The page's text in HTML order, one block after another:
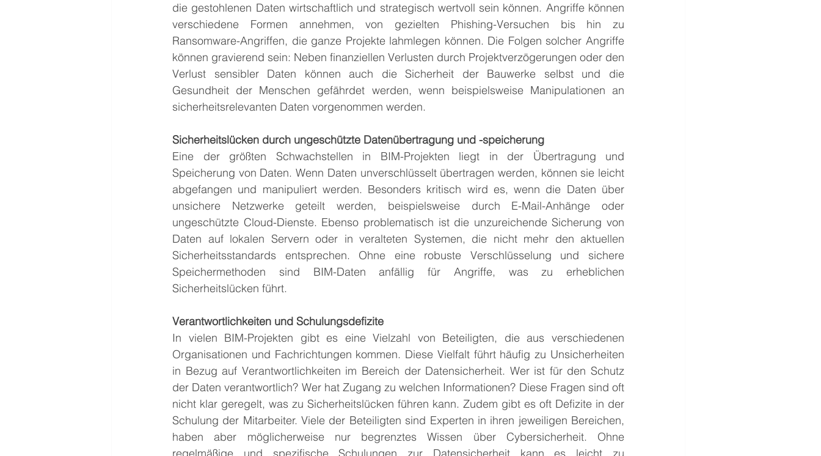
die gestohlenen Daten wirtschaftlich und strategisch wertvoll sein können. Angriffe können
verschiedene Formen annehmen, von gezielten Phishing-Versuchen bis hin zu
Ransomware-Angriffen, die ganze Projekte lahmlegen können. Die Folgen solcher Angriffe
können gravierend sein: Neben finanziellen Verlusten durch Projektverzögerungen oder den
Verlust sensibler Daten können auch die Sicherheit der Bauwerke selbst und die
Gesundheit der Menschen gefährdet werden, wenn beispielsweise Manipulationen an
sicherheitsrelevanten Daten vorgenommen werden.
Sicherheitslücken durch ungeschützte Datenübertragung und -speicherung
Eine der größten Schwachstellen in BIM-Projekten liegt in der Übertragung und
Speicherung von Daten. Wenn Daten unverschlüsselt übertragen werden, können sie leicht
abgefangen und manipuliert werden. Besonders kritisch wird es, wenn die Daten über
unsichere Netzwerke geteilt werden, beispielsweise durch E-Mail-Anhänge oder
ungeschützte Cloud-Dienste. Ebenso problematisch ist die unzureichende Sicherung von
Daten auf lokalen Servern oder in veralteten Systemen, die nicht mehr den aktuellen
Sicherheitsstandards entsprechen. Ohne eine robuste Verschlüsselung und sichere
Speichermethoden sind BIM-Daten anfällig für Angriffe, was zu erheblichen
Sicherheitslücken führt.
Verantwortlichkeiten und Schulungsdefizite
In vielen BIM-Projekten gibt es eine Vielzahl von Beteiligten, die aus verschiedenen
Organisationen und Fachrichtungen kommen. Diese Vielfalt führt häufig zu Unsicherheiten
in Bezug auf Verantwortlichkeiten im Bereich der Datensicherheit. Wer ist für den Schutz
der Daten verantwortlich? Wer hat Zugang zu welchen Informationen? Diese Fragen sind oft
nicht klar geregelt, was zu Sicherheitslücken führen kann. Zudem gibt es oft Defizite in der
Schulung der Mitarbeiter. Viele der Beteiligten sind Experten in ihren jeweiligen Bereichen,
haben aber möglicherweise nur begrenztes Wissen über Cybersicherheit. Ohne